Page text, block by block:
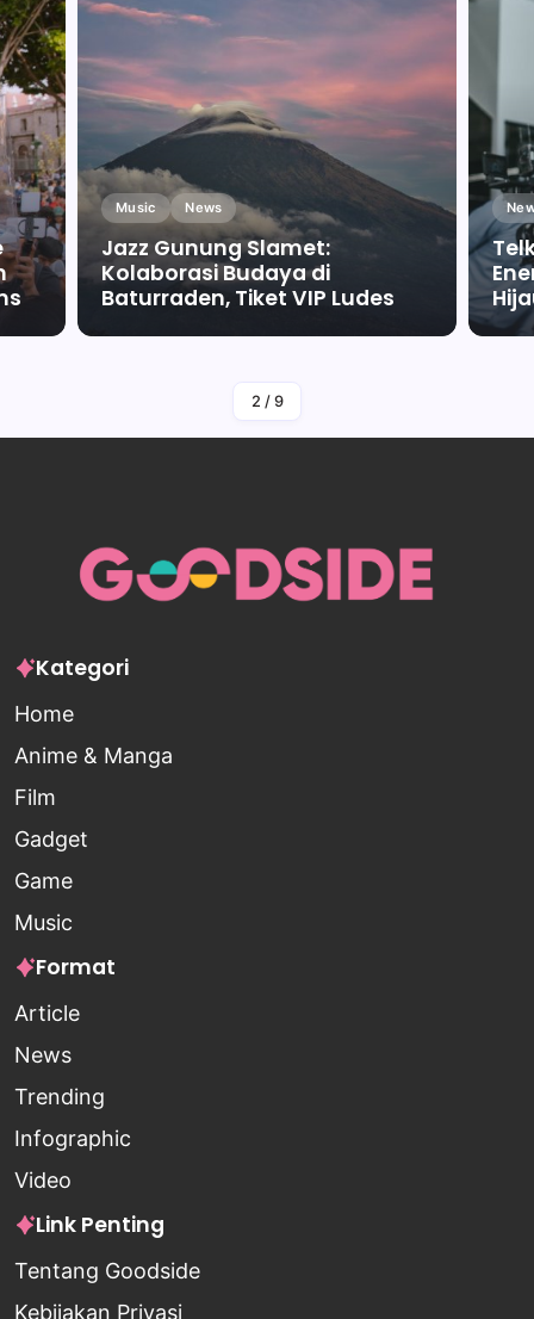
Music News
Jazz Gunung Slamet:
Kolaborasi Budaya di
Baturraden, Tiket VIP Ludes
By Falah Malaika Az Zahra
2 / 9
Kategori
Home
Anime & Manga
Film
Gadget
Game
Music
Format
Article
News
Trending
Infographic
Video
Link Penting
Tentang Goodside
Kebijakan Privasi